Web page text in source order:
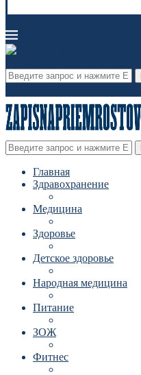
Главная
Здравохранение
Медицина
Здоровье
Детское здоровье
Народная медицина
Питание
ЗОЖ
Фитнес